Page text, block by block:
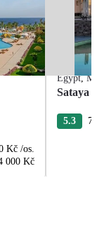
Kč /os.
000 Kč
Egypt,
Sataya
5.3